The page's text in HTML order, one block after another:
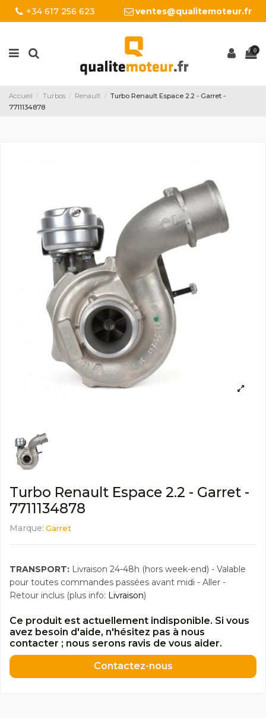
+34 617 256 623 ventes@qualitemoteur.fr
0
Accueil Turbos Renault
Turbo Renault Espace 2.2 - Garret -
7711134878
Turbo Renault Espace 2.2 - Garret -
7711134878
Marque: Garret
TRANSPORT: Livraison 24-48h (hors week-end) - Valable
pour toutes commandes passées avant midi - Aller -
Retour inclus (plus info: Livraison)
Ce produit est actuellement indisponible. Si vous
avez besoin d'aide, n'hésitez pas à nous
contacter ; nous serons ravis de vous aider.
Contactez-nous